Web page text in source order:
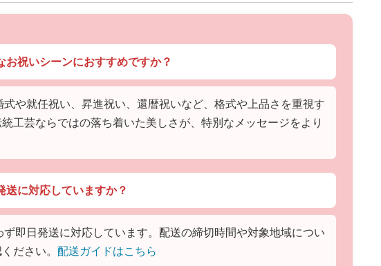
お祝いシーンにおすすめですか？
や就任祝い、昇進祝い、還暦祝いなど、格式や上品さを重視す
工芸ならではの落ち着いた美しさが、特別なメッセージをより
送に対応していますか？
即日発送に対応しています。配送の締切時間や対象地域につい
ださい。 配送ガイドはこちら